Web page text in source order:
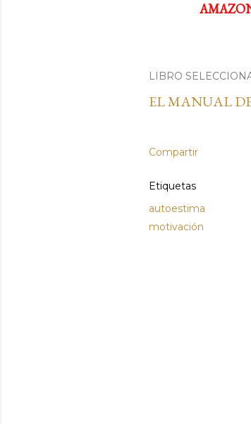
LIBRO
EL MANUAL
Compartir
Etiquetas
autoestima
motivación